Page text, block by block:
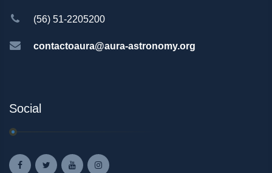
(56) 51-2205200
contactoaura@aura-astronomy.org
Social